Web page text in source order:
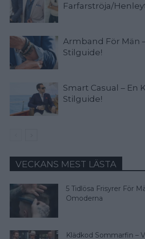
Farfarströja/
Armband För Män
Stilguide!
Smart Casual – En
Stilguide!
VECKANS MEST LÄSTA
5 Tidlösa Frisyrer För
Omoderna
Klädkod Sommarfin –